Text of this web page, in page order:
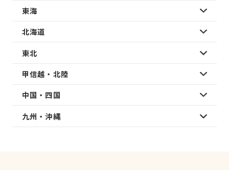
東海
北海道
東北
甲信越・北陸
中国・四国
九州・沖縄